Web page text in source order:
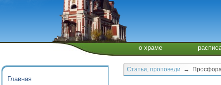
о храме
Главная
Статьи, проповеди →